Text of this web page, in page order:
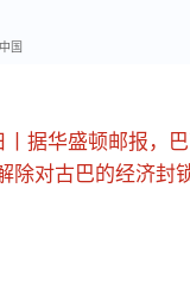
国
丨据华盛顿邮报，
除对古巴的经济封锁